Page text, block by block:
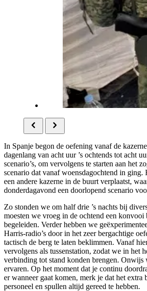
In Spanje begon de oefening vanaf de
dagenlang van acht uur ’s ochtends tot acht
scenario’s, om vervolgens te starten aan het
scenario dat vanaf woensdagochtend in
een andere kazerne in de buurt verplaatst,
donderdagavond een doorlopend scenario
Zo stonden we om half drie ’s nachts bij
moesten we vroeg in de ochtend een konvooi
begeleiden. Verder hebben we
Harris-radio’s door in het zeer bergachtige
tactisch de berg te laten beklimmen. Vanaf
vervolgens als tussenstation, zodat we in het
verbinding tot stand konden brengen. Onwijs
ervaren. Op het moment dat je continu
er wanneer gaat komen, merk je dat het extra
personeel en spullen altijd gereed te hebben.